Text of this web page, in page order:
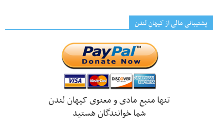
پشتیبانی مالی از کیهانِ لندن
تنها منبع مادی و معنوی کیهان لندن
شما خوانندگان هستید